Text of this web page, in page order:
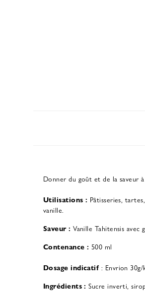
Donner du goût et de la saveur
Utilisations : Pâtisseries,
vanille.
Saveur :Vanille Tahitensis avec
Contenance : 500 ml
Dosage indicatif : Envrion 30g/
Ingrédients : Sucre inverti,